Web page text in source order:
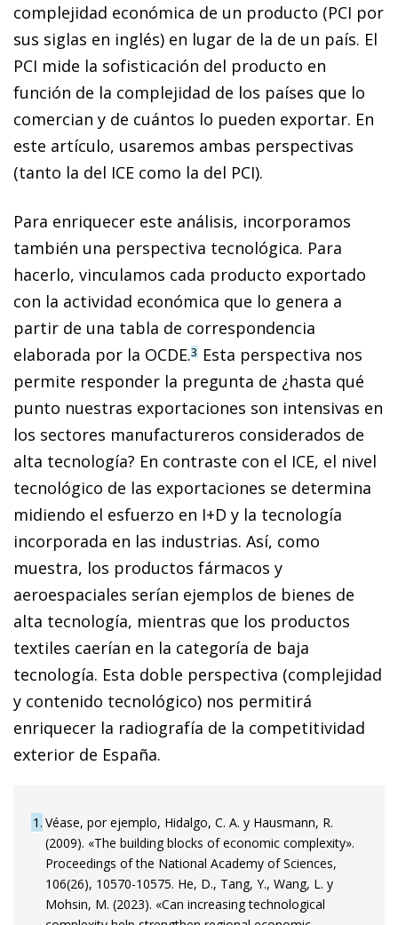
complejidad económica de un producto (PCI por
sus siglas en inglés) en lugar de la de un país. El
PCI mide la sofisticación del producto en
función de la complejidad de los países que lo
comercian y de cuántos lo pueden exportar. En
este artículo, usaremos ambas perspectivas
(tanto la del ICE como la del PCI).
Para enriquecer este análisis, incorporamos
también una perspectiva tecnológica. Para
hacerlo, vinculamos cada producto exportado
con la actividad económica que lo genera a
partir de una tabla de correspondencia
elaborada por la OCDE.3 Esta perspectiva nos
permite responder la pregunta de ¿hasta qué
punto nuestras exportaciones son intensivas en
los sectores manufactureros considerados de
alta tecnología? En contraste con el ICE, el nivel
tecnológico de las exportaciones se determina
midiendo el esfuerzo en I+D y la tecnología
incorporada en las industrias. Así, como
muestra, los productos fármacos y
aeroespaciales serían ejemplos de bienes de
alta tecnología, mientras que los productos
textiles caerían en la categoría de baja
tecnología. Esta doble perspectiva (complejidad
y contenido tecnológico) nos permitirá
enriquecer la radiografía de la competitividad
exterior de España.
1 Véase, por ejemplo, Hidalgo, C. A. y Hausmann, R.
(2009). «The building blocks of economic complexity».
Proceedings of the National Academy of Sciences,
106(26), 10570-10575. He, D., Tang, Y., Wang, L. y
Mohsin, M. (2023). «Can increasing technological